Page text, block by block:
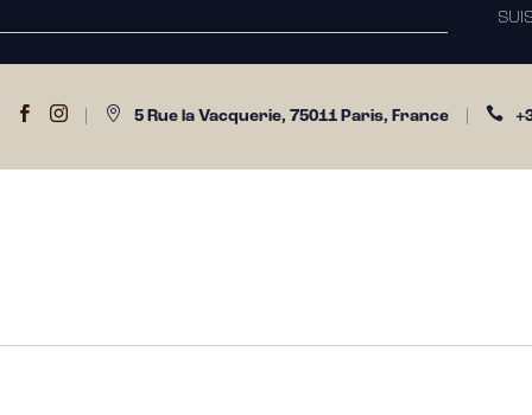
   5 Rue la Vacquerie, 75011 Paris, France 